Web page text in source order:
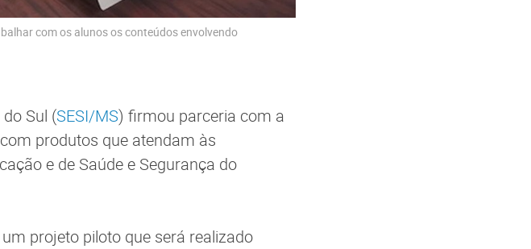
com os alunos os conteúdos envolvendo
Sul (SESI/MS) firmou parceria com a
produtos que atendam às
e de Saúde e Segurança do
projeto piloto que será realizado